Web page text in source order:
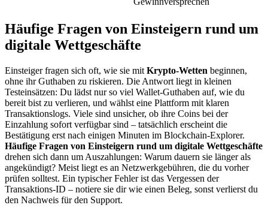
Häufige Fragen von Einsteigern rund um
digitale Wettgeschäfte
Einsteiger fragen sich oft, wie sie mit Krypto-Wetten beginnen,
ohne ihr Guthaben zu riskieren. Die Antwort liegt in kleinen
Testeinsätzen: Du lädst nur so viel Wallet-Guthaben auf, wie du
bereit bist zu verlieren, und wählst eine Plattform mit klaren
Transaktionslogs. Viele sind unsicher, ob ihre Coins bei der
Einzahlung sofort verfügbar sind – tatsächlich erscheint die
Bestätigung erst nach einigen Minuten im Blockchain-Explorer.
Häufige Fragen von Einsteigern rund um digitale Wettgeschäfte
drehen sich dann um Auszahlungen: Warum dauern sie länger als
angekündigt? Meist liegt es an Netzwerkgebühren, die du vorher
prüfen solltest. Ein typischer Fehler ist das Vergessen der
Transaktions-ID – notiere sie dir wie einen Beleg, sonst verlierst du
den Nachweis für den Support.